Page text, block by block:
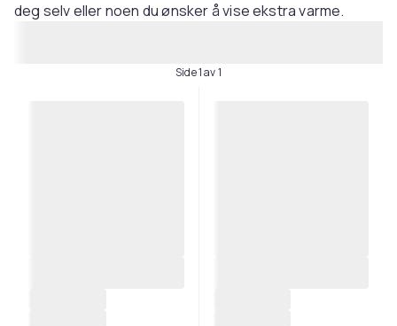
deg selv eller noen du ønsker å vise ekstra varme.
Side 1 av 1